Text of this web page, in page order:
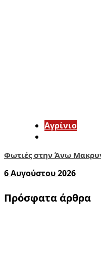
Aγρίνιο
Φωτιές στην Άνω
6 Αυγούστου 2026
Πρόσφατα άρθρα